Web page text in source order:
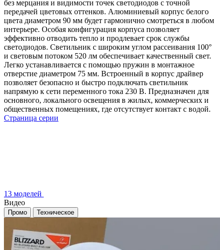
без мерцания и видимости точек светодиодов с точной
передачей цветовых оттенков. Алюминиевый корпус белого
цвета диаметром 90 мм будет гармонично смотреться в любом
интерьере. Особая конфигурация корпуса позволяет
эффективно отводить тепло и продлевает срок службы
светодиодов. Светильник с широким углом рассеивания 100°
и световым потоком 520 лм обеспечивает качественный свет.
Легко устанавливается с помощью пружин в монтажное
отверстие диаметром 75 мм. Встроенный в корпус драйвер
позволяет безопасно и быстро подключать светильник
напрямую к сети переменного тока 230 В. Предназначен для
основного, локального освещения в жилых, коммерческих и
общественных помещениях, где отсутствует контакт с водой.
Страница серии
13 моделей
Видео
Промо Техническое